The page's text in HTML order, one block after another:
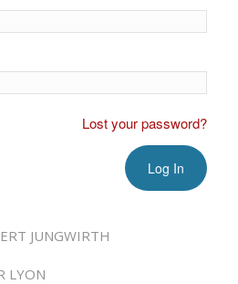
Lost your password?
JUNGWIRTH
LYON